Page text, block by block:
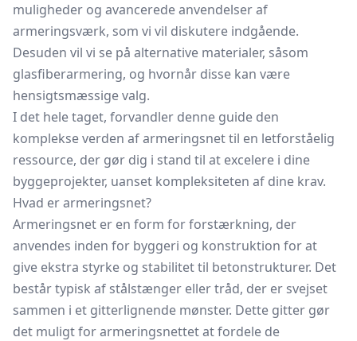
muligheder og avancerede anvendelser af
armeringsværk, som vi vil diskutere indgående.
Desuden vil vi se på alternative materialer, såsom
glasfiberarmering, og hvornår disse kan være
hensigtsmæssige valg.
I det hele taget, forvandler denne guide den
komplekse verden af armeringsnet til en letforståelig
ressource, der gør dig i stand til at excelere i dine
byggeprojekter, uanset kompleksiteten af dine krav.
Hvad er armeringsnet?
Armeringsnet er en form for forstærkning, der
anvendes inden for byggeri og konstruktion for at
give ekstra styrke og stabilitet til betonstrukturer. Det
består typisk af stålstænger eller tråd, der er svejset
sammen i et gitterlignende mønster. Dette gitter gør
det muligt for armeringsnettet at fordele de